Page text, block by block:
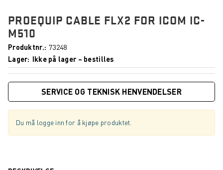
PROEQUIP CABLE FLX2 FOR ICOM IC-
M510
Produktnr.
73248
Lager
Ikke på lager – bestilles
SERVICE OG TEKNISK HENVENDELSER
Du må logge inn for å kjøpe produktet.